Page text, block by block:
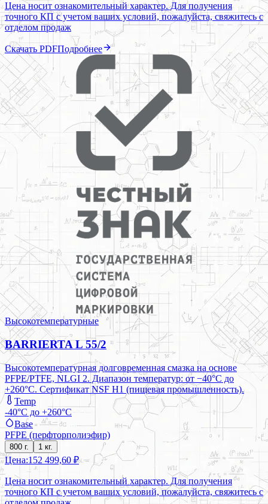
Цена носит ознакомительный характер. Для получения
точного КП с учетом ваших условий, пожалуйста, свяжитесь с
отделом продаж
Скачать PDFПодробнее
Высокотемпературные
BARRIERTA L 55/2
Высокотемпературная долговременная смазка на основе
PFPE/PTFE, NLGI 2. Диапазон температур: от −40°C до
+260°C. Сертификат NSF H1 (пищевая промышленность).
Temp
-40°C до +260°C
Base
PFPE (перфторполиэфир)
800 г. 1 кг.
Цена:152 499,60 ₽
Цена носит ознакомительный характер. Для получения
точного КП с учетом ваших условий, пожалуйста, свяжитесь с